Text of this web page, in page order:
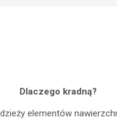
Dlaczego kradną?
elementów